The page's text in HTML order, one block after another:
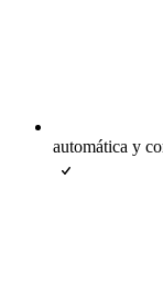
automática y